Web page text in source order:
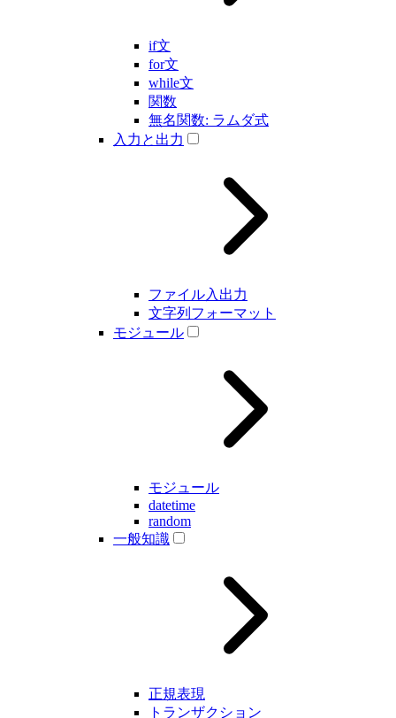
if文
for文
while文
関数
無名関数: ラムダ式
入力と出力
ファイル入出力
文字列フォーマット
モジュール
モジュール
datetime
random
一般知識
正規表現
トランザクション